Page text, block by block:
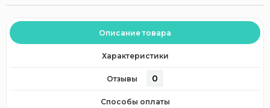
Описание товара
Характеристики
Отзывы 0
Способы оплаты